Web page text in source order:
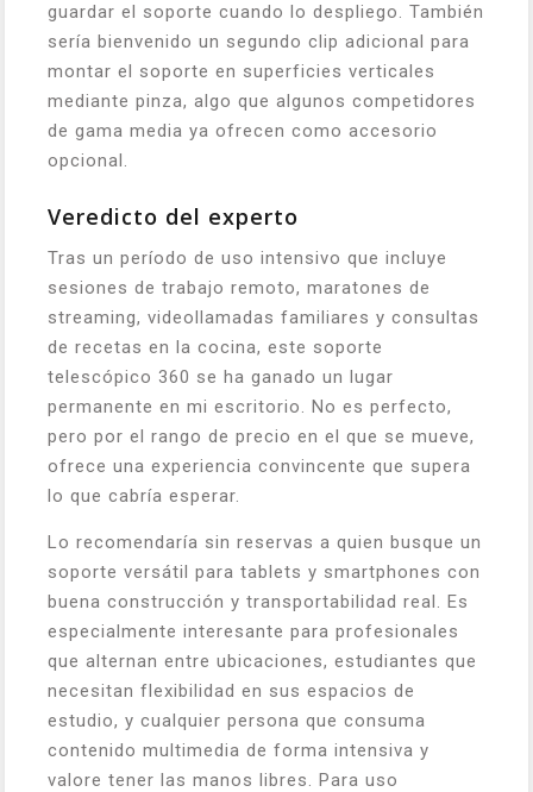
guardar el soporte cuando lo despliego. También
sería bienvenido un segundo clip adicional para
montar el soporte en superficies verticales
mediante pinza, algo que algunos competidores
de gama media ya ofrecen como accesorio
opcional.
Veredicto del experto
Tras un período de uso intensivo que incluye
sesiones de trabajo remoto, maratones de
streaming, videollamadas familiares y consultas
de recetas en la cocina, este soporte
telescópico 360 se ha ganado un lugar
permanente en mi escritorio. No es perfecto,
pero por el rango de precio en el que se mueve,
ofrece una experiencia convincente que supera
lo que cabría esperar.
Lo recomendaría sin reservas a quien busque un
soporte versátil para tablets y smartphones con
buena construcción y transportabilidad real. Es
especialmente interesante para profesionales
que alternan entre ubicaciones, estudiantes que
necesitan flexibilidad en sus espacios de
estudio, y cualquier persona que consuma
contenido multimedia de forma intensiva y
valore tener las manos libres. Para uso